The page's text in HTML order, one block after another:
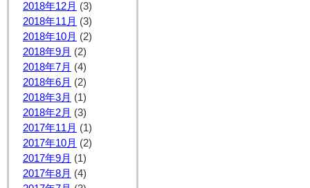
2018年12月 (3)
2018年11月 (3)
2018年10月 (2)
2018年9月 (2)
2018年7月 (4)
2018年6月 (2)
2018年3月 (1)
2018年2月 (3)
2017年11月 (1)
2017年10月 (2)
2017年9月 (1)
2017年8月 (4)